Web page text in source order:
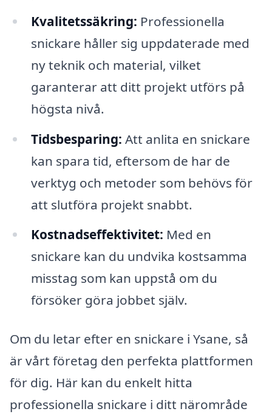
Kvalitetssäkring: Professionella
snickare håller sig uppdaterade med
ny teknik och material, vilket
garanterar att ditt projekt utförs på
högsta nivå.
Tidsbesparing: Att anlita en snickare
kan spara tid, eftersom de har de
verktyg och metoder som behövs för
att slutföra projekt snabbt.
Kostnadseffektivitet: Med en
snickare kan du undvika kostsamma
misstag som kan uppstå om du
försöker göra jobbet själv.
Om du letar efter en snickare i Ysane, så
är vårt företag den perfekta plattformen
för dig. Här kan du enkelt hitta
professionella snickare i ditt närområde